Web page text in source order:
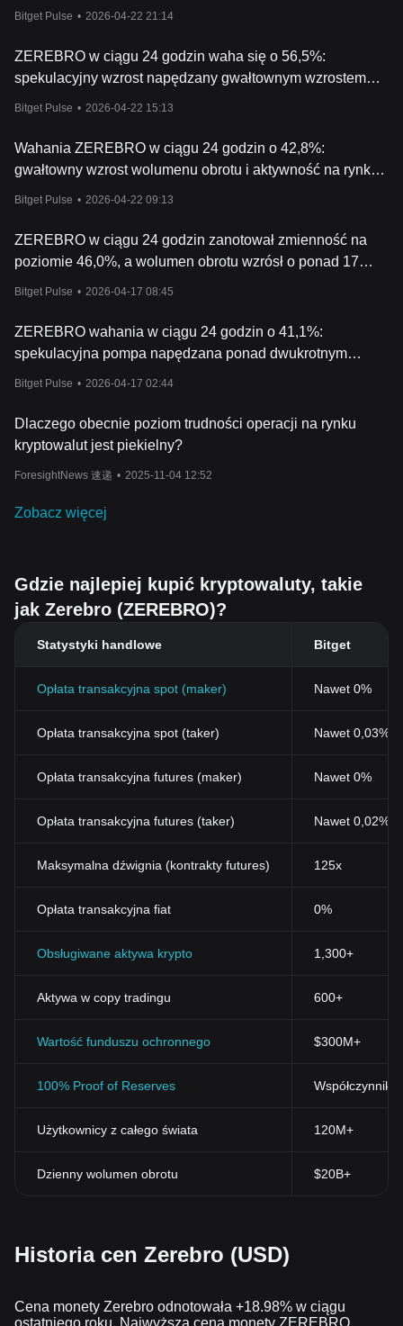
Bitget Pulse • 2026-04-22 21:14
ZEREBRO w ciągu 24 godzin waha się o 56,5%:
spekulacyjny wzrost napędzany gwałtownym wzrostem
Bitget Pulse • 2026-04-22 15:13
Wahania ZEREBRO w ciągu 24 godzin o 42,8%:
gwałtowny wzrost wolumenu obrotu i aktywność na rynku
Bitget Pulse • 2026-04-22 09:13
ZEREBRO w ciągu 24 godzin zanotował zmienność na
poziomie 46,0%, a wolumen obrotu wzrósł o ponad 17
Bitget Pulse • 2026-04-17 08:45
ZEREBRO wahania w ciągu 24 godzin o 41,1%:
spekulacyjna pompa napędzana ponad dwukrotnym
Bitget Pulse • 2026-04-17 02:44
Dlaczego obecnie poziom trudności operacji na rynku
kryptowalut jest piekielny?
ForesightNews 速递 • 2025-11-04 12:52
Zobacz więcej
Gdzie najlepiej kupić kryptowaluty, takie
jak Zerebro (ZEREBRO)?
Statystyki handlowe Bitget
Opłata transakcyjna spot (maker) Nawet 0%
Opłata transakcyjna spot (taker) Nawet 0,03%
Opłata transakcyjna futures (maker) Nawet 0%
Opłata transakcyjna futures (taker) Nawet 0,02%
Maksymalna dźwignia (kontrakty futures) 125x
Opłata transakcyjna fiat 0%
Obsługiwane aktywa krypto 1,300+
Aktywa w copy tradingu 600+
Wartość funduszu ochronnego $300M+
100% Proof of Reserves Współczynnik
Użytkownicy z całego świata 120M+
Dzienny wolumen obrotu $20B+
Historia cen Zerebro (USD)
Cena monety Zerebro odnotowała +18.98% w ciągu
ostatniego roku. Najwyższa cena monety ZEREBRO